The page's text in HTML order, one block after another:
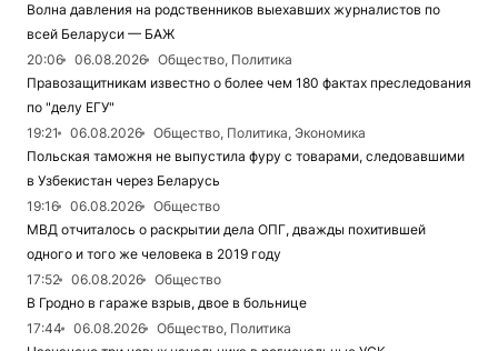
Волна давления на родственников выехавших журналистов по
всей Беларуси — БАЖ
20:06
06.08.2026
Общество, Политика
Правозащитникам известно о более чем 180 фактах преследования
по "делу ЕГУ"
19:21
06.08.2026
Общество, Политика, Экономика
Польская таможня не выпустила фуру с товарами, следовавшими
в Узбекистан через Беларусь
19:16
06.08.2026
Общество
МВД отчиталось о раскрытии дела ОПГ, дважды похитившей
одного и того же человека в 2019 году
17:52
06.08.2026
Общество
В Гродно в гараже взрыв, двое в больнице
17:44
06.08.2026
Общество, Политика